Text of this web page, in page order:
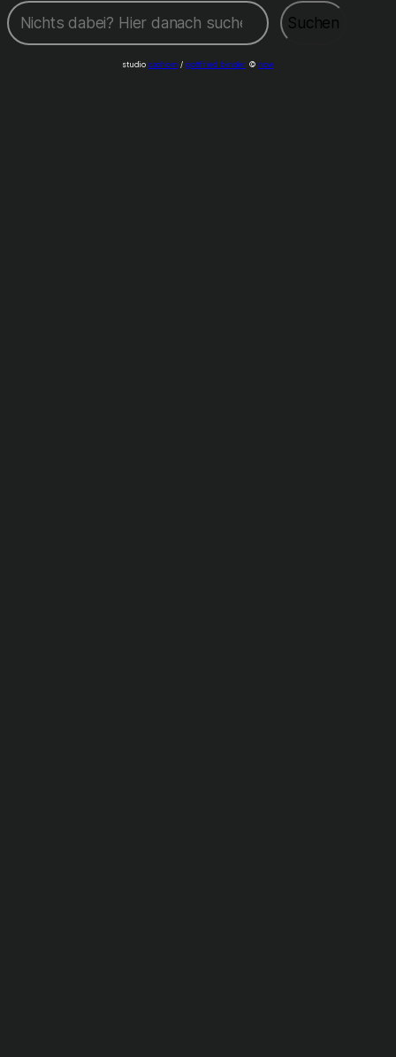
Suchen
Suchen
studio caohom /gottfried binder © now